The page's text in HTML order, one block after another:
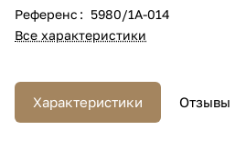
Референс : 5980/1A-014
Все характеристики
Характеристики Отзывы